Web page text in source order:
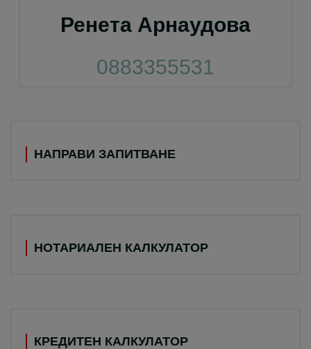
Ренета Арнаудова
0883355531
КРЕДИТЕН КАЛКУЛАТОР
НОТАРИАЛЕН КАЛКУЛАТОР
НАПРАВИ ЗАПИТВАНЕ